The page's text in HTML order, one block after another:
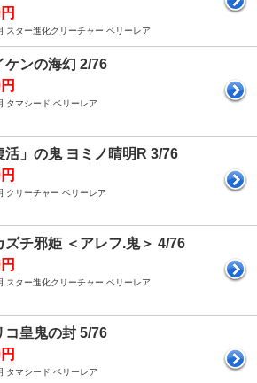
スター進化クリーチャー ベリーレア
ケンの海幻 2/76
タマシード ベリーレア
活」の鬼 ヨミノ晴明R 3/76
クリーチャー ベリーレア
ズチ邪姫 ＜アレフ.鬼＞ 4/76
スター進化クリーチャー ベリーレア
コ皇鬼の封 5/76
タマシード ベリーレア